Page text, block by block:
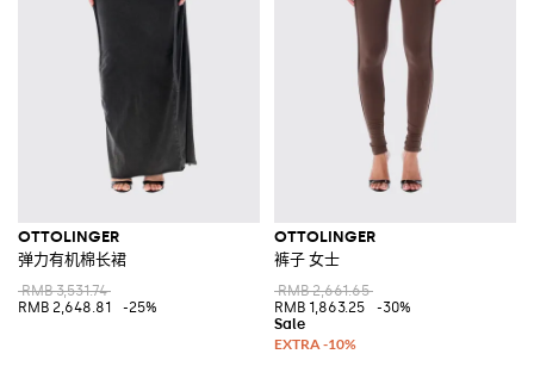
OTTOLINGER
弹力有机棉长裙
RMB 3,531.74
RMB 2,648.81
-25%
OTTOLINGER
裤子 女士
RMB 2,661.65
RMB 1,863.25
-30%